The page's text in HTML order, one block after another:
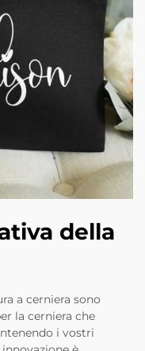
della
a cerniera sono
la cerniera che
i vostri